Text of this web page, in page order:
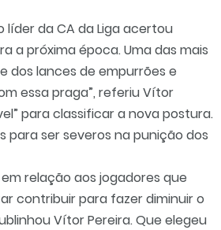
da CA da Liga acertou
a próxima época. Uma das mais
dos lances de empurrões e
essa praga”, referiu Vítor
para classificar a nova postura.
ser severos na punição dos
relação aos jogadores que
contribuir para fazer diminuir o
Vítor Pereira. Que elegeu